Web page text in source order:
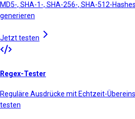
MD5-, SHA-1-, SHA-256-, SHA-512-
generieren
Jetzt testen
Regex-Tester
Reguläre Ausdrücke mit Echtzeit-
testen